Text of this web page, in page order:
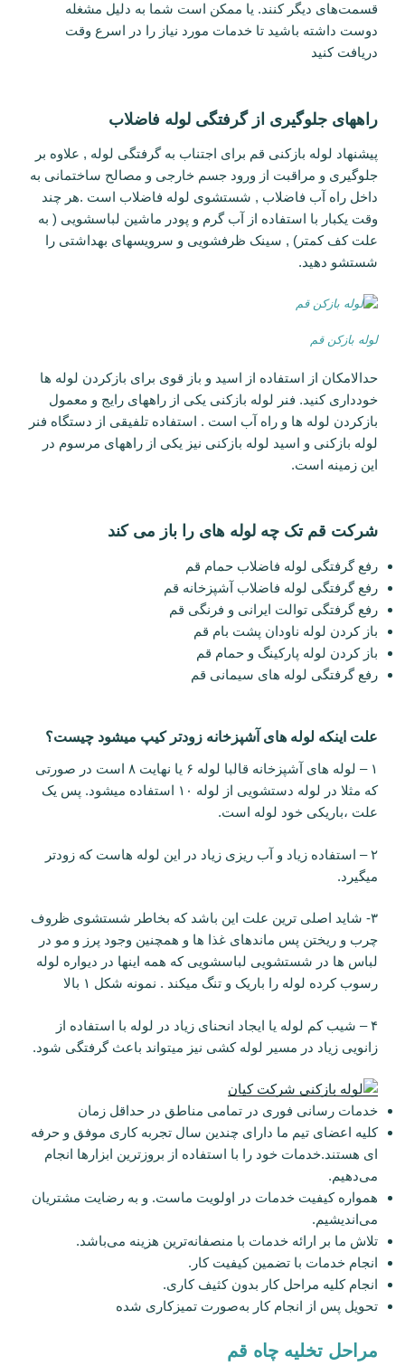
قسمت‌های دیگر کنند. یا ممکن است شما به دلیل مشغله
دوست داشته باشید تا خدمات مورد نیاز را در اسرع وقت
دریافت کنید
راههای جلوگیری از گرفتگی لوله فاضلاب
پیشنهاد لوله بازکنی قم برای اجتناب به گرفتگی لوله , علاوه بر
جلوگیری و مراقبت از ورود جسم خارجی و مصالح ساختمانی به
داخل راه آب فاضلاب , شستشوی لوله فاضلاب است .هر چند
وقت یکبار با استفاده از آب گرم و پودر ماشین لباسشویی ( به
علت کف کمتر) , سینک ظرفشویی و سرویسهای بهداشتی را
شستشو دهید.
لوله بازکن قم
حدالامکان از استفاده از اسید و باز قوی برای بازکردن لوله ها
خودداری کنید. فنر لوله بازکنی یکی از راههای رایج و معمول
بازکردن لوله ها و راه آب است . استفاده تلفیقی از دستگاه فنر
لوله بازکنی و اسید لوله بازکنی نیز یکی از راههای مرسوم در
این زمینه است.
شرکت قم تک چه لوله های را باز می کند
رفع گرفتگی لوله فاضلاب حمام قم
رفع گرفتگی لوله فاضلاب آشپزخانه قم
رفع گرفتگی توالت ایرانی و فرنگی قم
باز کردن لوله ناودان پشت بام قم
باز کردن لوله پارکینگ و حمام قم
رفع گرفتگی لوله های سیمانی قم
علت اینکه لوله های آشپزخانه زودتر کیپ میشود چیست؟
۱ – لوله های آشپزخانه قالبا لوله ۶ یا نهایت ۸ است در صورتی
که مثلا در لوله دستشویی از لوله ۱۰ استفاده میشود. پس یک
علت ،باریکی خود لوله است.
۲ – استفاده زیاد و آب ریزی زیاد در این لوله هاست که زودتر
میگیرد.
۳- شاید اصلی ترین علت این باشد که بخاطر شستشوی ظروف
چرب و ریختن پس ماندهای غذا ها و همچنین وجود پرز و مو در
لباس ها در شستشویی لباسشویی که همه اینها در دیواره لوله
رسوب کرده لوله را باریک و تنگ میکند . نمونه شکل ۱ بالا
۴ – شیب کم لوله یا ایجاد انحنای زیاد در لوله با استفاده از
زانویی زیاد در مسیر لوله کشی نیز میتواند باعث گرفتگی شود.
خدمات رسانی فوری در تمامی مناطق در حداقل زمان
کلیه اعضای تیم ما دارای چندین سال تجربه کاری موفق و حرفه
ای هستند.خدمات خود را با استفاده از بروزترین ابزارها انجام
می‌دهیم.
همواره کیفیت خدمات در اولویت ماست. و به رضایت مشتریان
می‌اندیشیم.
تلاش ما بر ارائه خدمات با منصفانه‌ترین هزینه می‌باشد.
انجام خدمات با تضمین کیفیت کار.
انجام کلیه مراحل کار بدون کثیف کاری.
تحویل پس از انجام کار به‌صورت تمیزکاری شده
مراحل تخلیه چاه قم